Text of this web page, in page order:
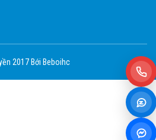
2017 Bới Beboihc